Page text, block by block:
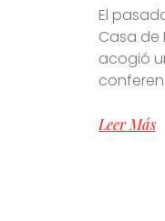
El
Casa de
acogió
Leer Más